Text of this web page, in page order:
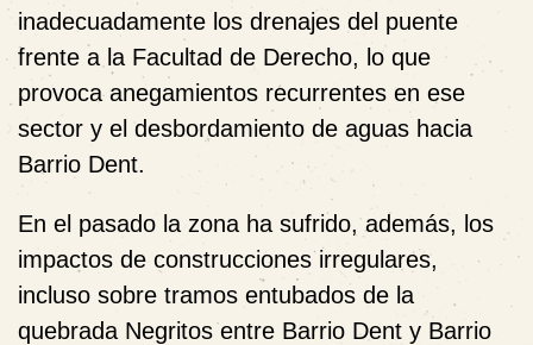
inadecuadamente los drenajes del puente
frente a la Facultad de Derecho, lo que
provoca anegamientos recurrentes en ese
sector y el desbordamiento de aguas hacia
Barrio Dent.
En el pasado la zona ha sufrido, además, los
impactos de construcciones irregulares,
incluso sobre tramos entubados de la
quebrada Negritos entre Barrio Dent y Barrio